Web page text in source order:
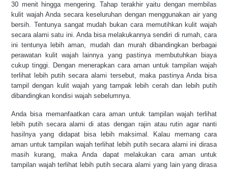
30 menit hingga mengering. Tahap terakhir yaitu dengan membilas
kulit wajah Anda secara keseluruhan dengan menggunakan air yang
bersih. Tentunya sangat mudah bukan cara memutihkan kulit wajah
secara alami satu ini. Anda bisa melakukannya sendiri di rumah, cara
ini tentunya lebih aman, mudah dan murah dibandingkan berbagai
perawatan kulit wajah lainnya yang pastinya membutuhkan biaya
cukup tinggi. Dengan menerapkan cara aman untuk tampilan wajah
terlihat lebih putih secara alami tersebut, maka pastinya Anda bisa
tampil dengan kulit wajah yang tampak lebih cerah dan lebih putih
dibandingkan kondisi wajah sebelumnya.
Anda bisa memanfaatkan cara aman untuk tampilan wajah terlihat
lebih putih secara alami di atas dengan rajin atau rutin agar nanti
hasilnya yang didapat bisa lebih maksimal. Kalau memang cara
aman untuk tampilan wajah terlihat lebih putih secara alami ini dirasa
masih kurang, maka Anda dapat melakukan cara aman untuk
tampilan wajah terlihat lebih putih secara alami yang lain yang dirasa